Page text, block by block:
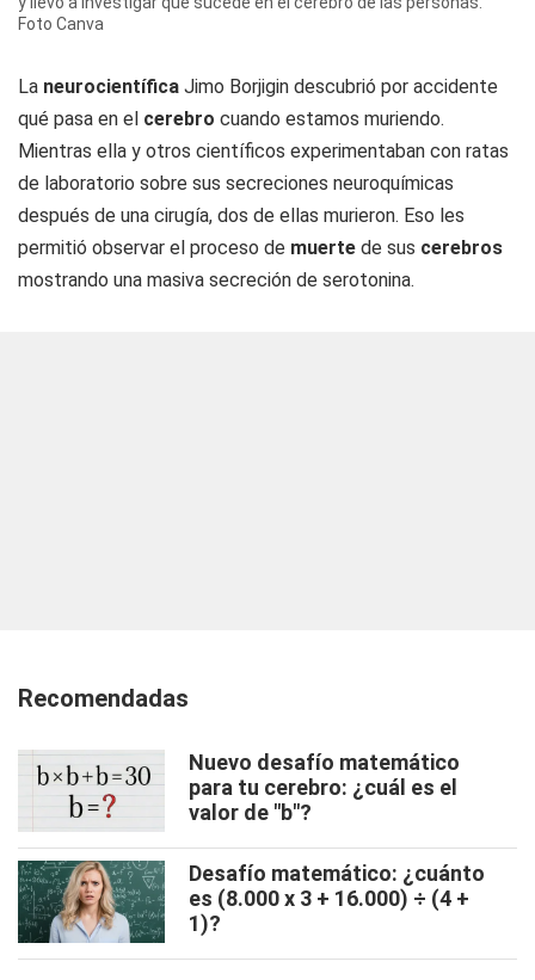
Foto Canva
La neurocientífica Jimo Borjigin descubrió por accidente
qué pasa en el cerebro cuando estamos muriendo.
Mientras ella y otros científicos experimentaban con ratas
de laboratorio sobre sus secreciones neuroquímicas
después de una cirugía, dos de ellas murieron. Eso les
permitió observar el proceso de muerte de sus cerebros
mostrando una masiva secreción de serotonina.
Recomendadas
Nuevo desafío matemático
para tu cerebro: ¿cuál es el
valor de "b"?
Desafío matemático: ¿cuánto
es (8.000 x 3 + 16.000) ÷ (4 +
1)?